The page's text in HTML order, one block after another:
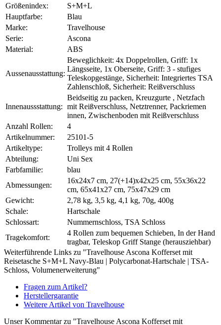
Größenindex:
S+M+L
Hauptfarbe:
Blau
Marke:
Travelhouse
Serie:
Ascona
Material:
ABS
Aussenausstattung:
Beweglichkeit: 4x Doppelrollen, Griff: 1x
Längsseite, 1x Oberseite, Griff: 3 - stufiges
Teleskopgestänge, Sicherheit: Integriertes TSA
Zahlenschloß, Sicherheit: Reißverschluss
Innenaussstattung:
Beidseitig zu packen, Kreuzgurte , Netzfach
mit Reißverschluss, Netztrenner, Packriemen
innen, Zwischenboden mit Reißverschluss
Anzahl Rollen:
4
Artikelnummer:
25101-5
Artikeltype:
Trolleys mit 4 Rollen
Abteilung:
Uni Sex
Farbfamilie:
blau
Abmessungen:
16x24x7 cm, 27(+14)x42x25 cm, 55x36x22
cm, 65x41x27 cm, 75x47x29 cm
Gewicht:
2,78 kg, 3,5 kg, 4,1 kg, 70g, 400g
Schale:
Hartschale
Schlossart:
Nummernschloss, TSA Schloss
Tragekomfort:
4 Rollen zum bequemen Schieben, In der Hand
tragbar, Teleskop Griff Stange (herausziehbar)
Weiterführende Links zu "Travelhouse Ascona Kofferset mit
Reisetasche S+M+L Navy-Blau | Polycarbonat-Hartschale | TSA-
Schloss, Volumenerweiterung"
Fragen zum Artikel?
Herstellergarantie
Weitere Artikel von Travelhouse
Unser Kommentar zu "Travelhouse Ascona Kofferset mit